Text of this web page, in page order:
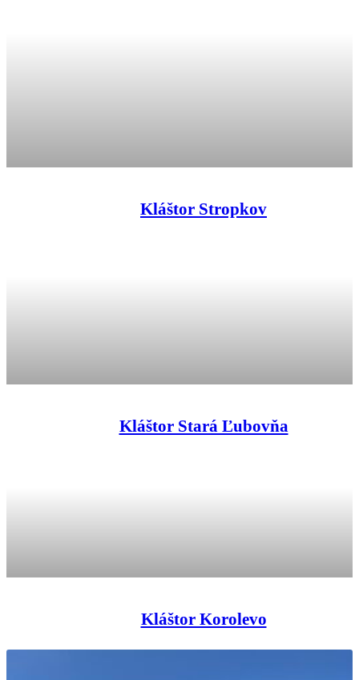
Kláštor Stropkov
Kláštor Stará Ľubovňa
Kláštor Korolevo